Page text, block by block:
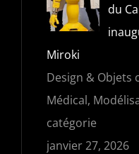
du
Miroki
Design & Objets
Médical,
catégorie
janvier 27, 2026